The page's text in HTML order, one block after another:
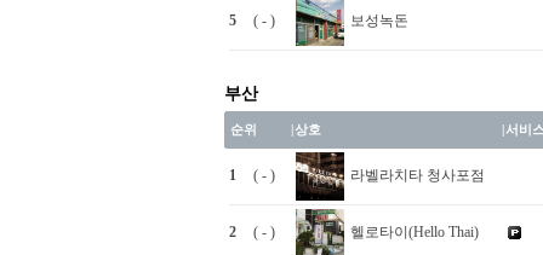
5 ( - ) 보성녹돈
부산
순위 |상호 |서비
1 ( - ) 라벨라치타 청사포점
2 ( - ) 헬로타이(Hello Thai)